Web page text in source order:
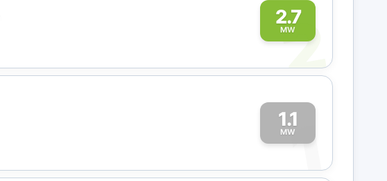
2.7
MW
2
1.1
MW
1